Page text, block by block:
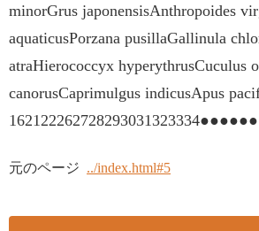
minorGrus japonensisAnthropoides
aquaticusPorzana pusillaGallinula
atraHierococcyx hyperythrusCuculus
canorusCaprimulgus indicusApus
元のページ ../index.html#5